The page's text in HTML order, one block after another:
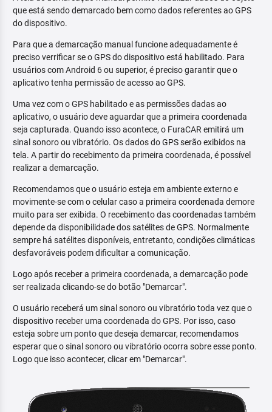
que está sendo demarcado bem como dados referentes ao GPS
do dispositivo.
Para que a demarcação manual funcione adequadamente é
preciso verrificar se o GPS do dispositivo está habilitado. Para
usuários com Android 6 ou superior, é preciso garantir que o
aplicativo tenha permissão de acesso ao GPS.
Uma vez com o GPS habilitado e as permissões dadas ao
aplicativo, o usuário deve aguardar que a primeira coordenada
seja capturada. Quando isso acontece, o FuraCAR emitirá um
sinal sonoro ou vibratório. Os dados do GPS serão exibidos na
tela. A partir do recebimento da primeira coordenada, é possível
realizar a demarcação.
Recomendamos que o usuário esteja em ambiente externo e
movimente-se com o celular caso a primeira coordenada demore
muito para ser exibida. O recebimento das coordenadas também
depende da disponibilidade dos satélites de GPS. Normalmente
sempre há satélites disponíveis, entretanto, condições climáticas
desfavoráveis podem dificultar a comunicação.
Logo após receber a primeira coordenada, a demarcação pode
ser realizada clicando-se do botão "Demarcar".
O usuário receberá um sinal sonoro ou vibratório toda vez que o
dispositivo receber uma coordenada do GPS. Por isso, caso
esteja sobre um ponto que deseja demarcar, recomendamos
esperar que o sinal sonoro ou vibratório ocorra sobre esse ponto.
Logo que isso acontecer, clicar em "Demarcar".